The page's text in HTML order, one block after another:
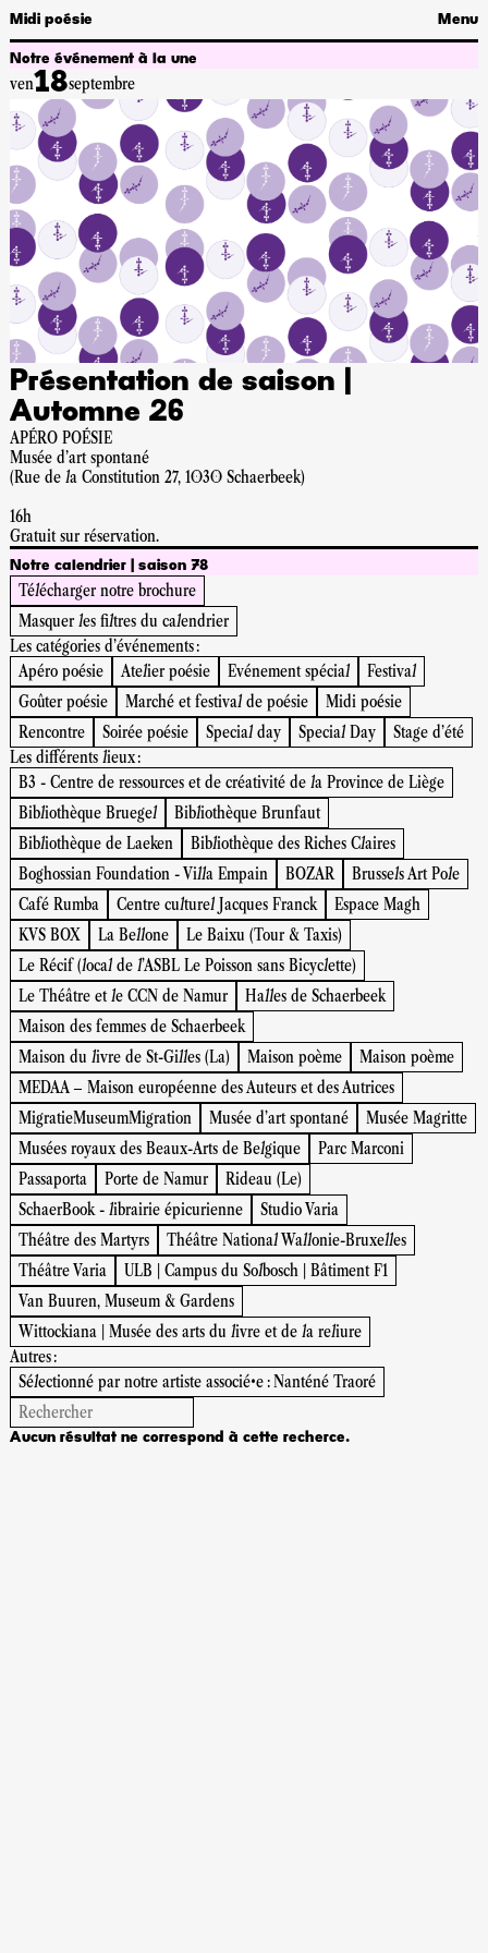
Midi poésie Menu
Notre événement à la une
ven18septembre
Présentation de saison |
Automne 26
APÉRO POÉSIE
Musée d'art spontané
(Rue de la Constitution 27, 1030 Schaerbeek)
16h
Gratuit sur réservation.
Notre calendrier | saison 78
Télécharger notre brochure
Masquer les filtres du calendrier
Les catégories d'événements :
Apéro poésie
Atelier poésie Evénement spécial
Festival
Goûter poésie
Marché et festival de poésie
Midi poésie
Rencontre
Soirée poésie Special day Special Day
Stage d'été
Les différents lieux :
B3 - Centre de ressources et de créativité de la Province de Liège
Bibliothèque Bruegel
Bibliothèque Brunfaut
Bibliothèque de Laeken
Bibliothèque des Riches Claires
Boghossian Foundation - Villa Empain
BOZAR
Brussels Art Pole
Café Rumba
Centre culturel Jacques Franck
Espace Magh
KVS BOX
La Bellone
Le Baixu (Tour & Taxis)
Le Récif (local de l’ASBL Le Poisson sans Bicyclette)
Le Théâtre et le CCN de Namur
Halles de Schaerbeek
Maison des femmes de Schaerbeek
Maison du livre de St-Gilles (La)
Maison poème
Maison poème
MEDAA – Maison européenne des Auteurs et des Autrices
MigratieMuseumMigration
Musée d’art spontané
Musée Magritte
Musées royaux des Beaux-Arts de Belgique
Parc Marconi
Passaporta
Porte de Namur
Rideau (Le)
SchaerBook - librairie épicurienne
Studio Varia
Théâtre des Martyrs
Théâtre National Wallonie-Bruxelles
Théâtre Varia
ULB | Campus du Solbosch | Bâtiment F1
Van Buuren, Museum & Gardens
Wittockiana | Musée des arts du livre et de la reliure
Autres :
Sélectionné par notre artiste associé•e : Nanténé Traoré
Aucun résultat ne correspond à cette recherce.